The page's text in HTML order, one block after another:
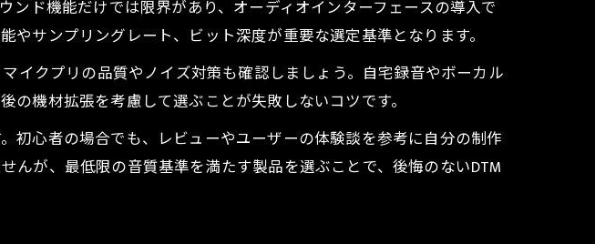
ド機能だけでは限界があり、オーディオインターフェースの導入で
サンプリングレート、ビット深度が重要な選定基準となります。
イクプリの品質やノイズ対策も確認しましょう。自宅録音やボーカル
機材拡張を考慮して選ぶことが失敗しないコツです。
初心者の場合でも、レビューやユーザーの体験談を参考に自分の制作
が、最低限の音質基準を満たす製品を選ぶことで、後悔のないDTM